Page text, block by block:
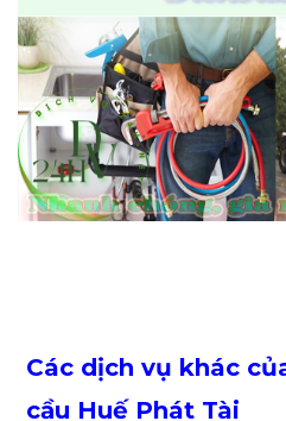
Các dịch vụ khác
cầu Huế Phát Tài